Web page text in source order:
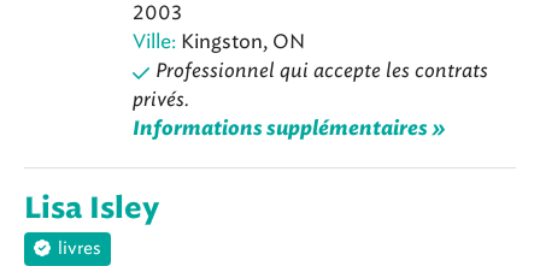
2003
Ville: Kingston, ON
Professionnel qui accepte les contrats
privés.
Informations supplémentaires »
Lisa Isley
livres